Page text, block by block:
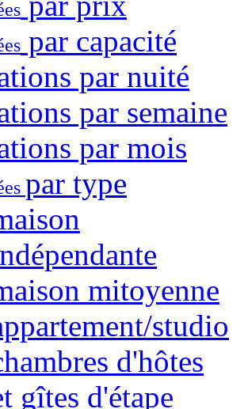
par capacité
par nuité
par semaine
par mois
par type
mitoyenne
studio
d'hôtes
gîtes d'étape